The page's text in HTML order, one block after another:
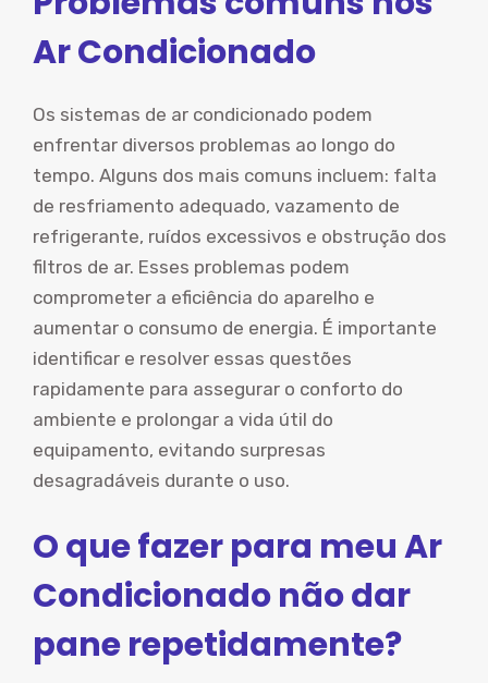
Ar Condicionado
Os sistemas de ar condicionado podem
enfrentar diversos problemas ao longo do
tempo. Alguns dos mais comuns incluem: falta
de resfriamento adequado, vazamento de
refrigerante, ruídos excessivos e obstrução dos
filtros de ar. Esses problemas podem
comprometer a eficiência do aparelho e
aumentar o consumo de energia. É importante
identificar e resolver essas questões
rapidamente para assegurar o conforto do
ambiente e prolongar a vida útil do
equipamento, evitando surpresas
desagradáveis durante o uso.
O que fazer para meu Ar
Condicionado não dar
pane repetidamente?